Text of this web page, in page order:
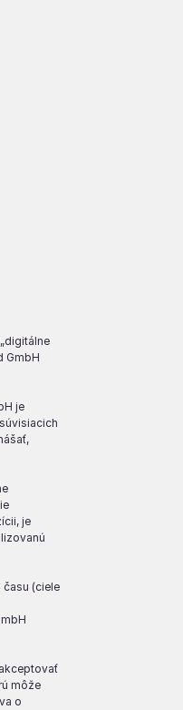
GmbH
je
je
(ciele
môže
o